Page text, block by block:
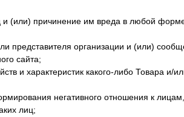
(или) причинение им вреда в любой
представителя организации и (или)
сайта;
и характеристик какого-либо Товара и/
негативного отношения к
лиц;